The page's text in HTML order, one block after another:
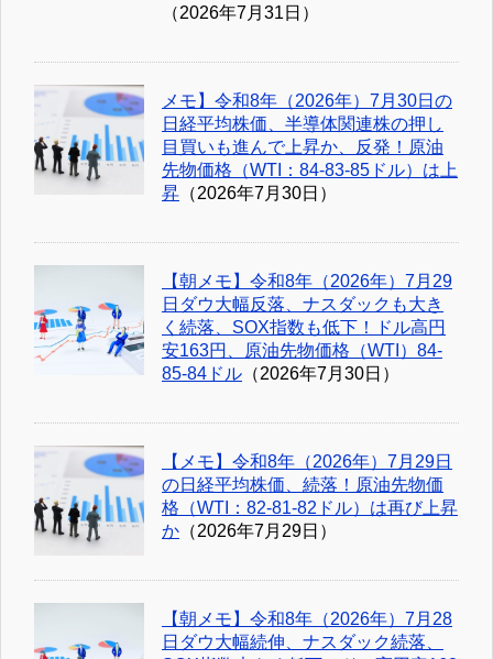
（2026年7月31日）
メモ】令和8年（2026年）7月30日の
日経平均株価、半導体関連株の押し
目買いも進んで上昇か、反発！原油
先物価格（WTI：84-83-85ドル）は上
昇 （2026年7月30日）
【朝メモ】令和8年（2026年）7月29
日ダウ大幅反落、ナスダックも大き
く続落、SOX指数も低下！ドル高円
安163円、原油先物価格（WTI）84-
85-84ドル （2026年7月30日）
【メモ】令和8年（2026年）7月29日
の日経平均株価、続落！原油先物価
格（WTI：82-81-82ドル）は再び上昇
か （2026年7月29日）
【朝メモ】令和8年（2026年）7月28
日ダウ大幅続伸、ナスダック続落、